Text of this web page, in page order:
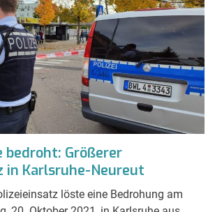
bedroht: Größerer
in Karlsruhe-Neureut
löste eine Bedrohung am